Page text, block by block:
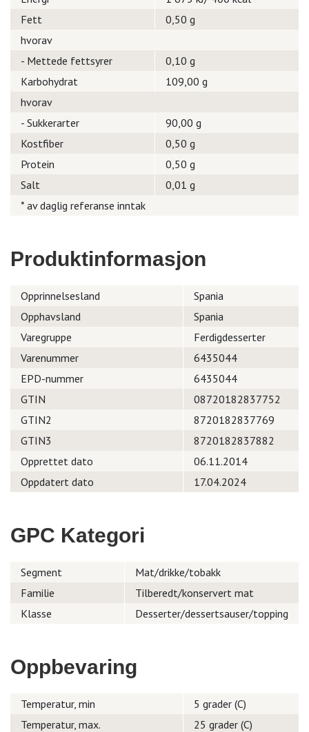
Fett
0,50 g
hvorav
- Mettede fettsyrer
0,10 g
Karbohydrat
109,00 g
hvorav
- Sukkerarter
90,00 g
Kostfiber
0,50 g
Protein
0,50 g
Salt
0,01 g
* av daglig referanse inntak
Produktinformasjon
Opprinnelsesland
Spania
Opphavsland
Spania
Varegruppe
Ferdigdesserter
Varenummer
6435044
EPD-nummer
6435044
GTIN
08720182837752
GTIN2
8720182837769
GTIN3
8720182837882
Opprettet dato
06.11.2014
Oppdatert dato
17.04.2024
GPC Kategori
Segment
Mat/drikke/tobakk
Familie
Tilberedt/konservert mat
Klasse
Desserter/dessertsauser/topping
Oppbevaring
Temperatur, min
5 grader (C)
Temperatur, max.
25 grader (C)